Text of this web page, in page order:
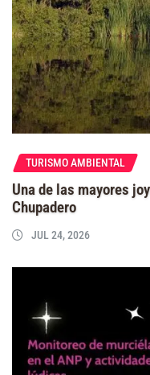
TURISMO AMBIENTAL
Una de las mayores
Chupadero
JUL 24, 2026